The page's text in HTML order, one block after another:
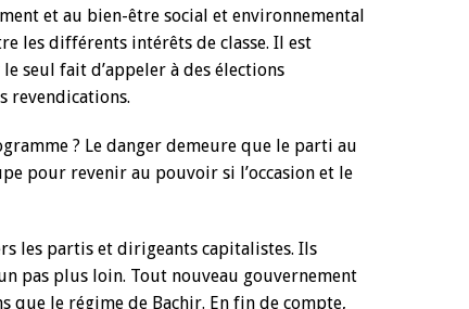
et au bien-être social et environnemental
les différents intérêts de classe. Il est
seul fait d’appeler à des élections
revendications.
? Le danger demeure que le parti au
pour revenir au pouvoir si l’occasion et le
les partis et dirigeants capitalistes. Ils
pas plus loin. Tout nouveau gouvernement
que le régime de Bachir. En fin de compte,